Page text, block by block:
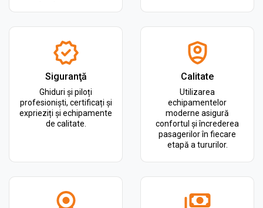
Siguranţă
Ghiduri și piloți
profesioniști, certificați și
exprieziți și echipamente
de calitate.
Calitate
Utilizarea
echipamentelor
moderne asigură
confortul și încrederea
pasagerilor în fiecare
etapă a tururilor.